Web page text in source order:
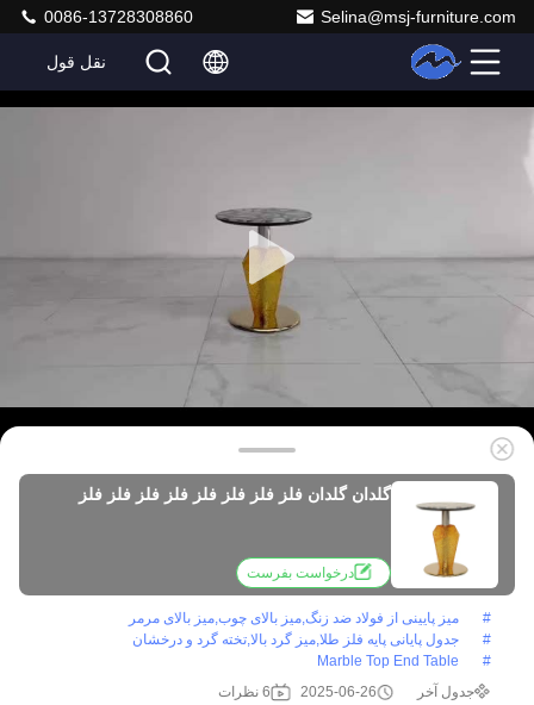
Selina@msj-furniture.com
0086-13728308860
نقل قول
گلدان گلدان فلز فلز فلز فلز فلز فلز فلز فلز
درخواست بفرست
#
میز پایینی از فولاد ضد زنگ,میز بالای چوب,میز بالای مرمر
#
جدول پایانی پایه فلز طلا,میز گرد بالا,تخته گرد و درخشان
#
Marble Top End Table
جدول آخر
2025-06-26 6 نظرات